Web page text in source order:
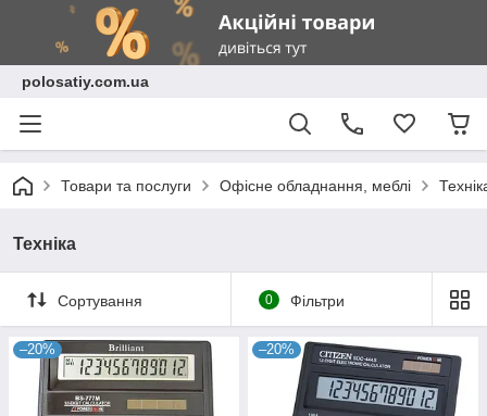
polosatiy.com.ua
Товари та послуги Офісне обладнання, меблі
Техніка
Сортування 0 Фільтри
–20% –20%